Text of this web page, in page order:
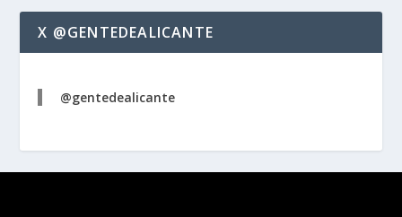
X @GENTEDEALICANTE
@gentedealicante